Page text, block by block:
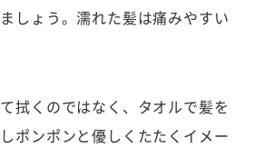
しょう。濡れた髪は痛みやすい
拭くのではなく、タオルで髪を
ポンポンと優しくたたくイメー